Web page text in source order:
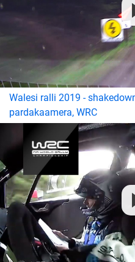
Walesi ralli 2019 -
pardakaamera, WRC